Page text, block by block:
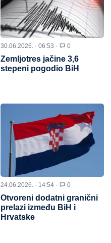
30.06.2026. · 06:53 · 0
Zemljotres jačine 3,6
stepeni pogodio BiH
24.06.2026. · 14:54 · 0
Otvoreni dodatni granični
prelazi između BiH i
Hrvatske